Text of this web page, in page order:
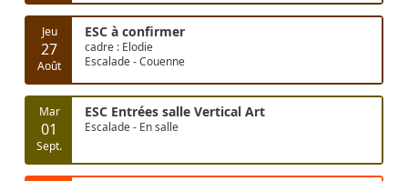
Jeu
27
Août
ESC à confirmer
cadre : Elodie
Escalade - Couenne
Mar
01
Sept.
ESC Entrées salle Vertical Art
Escalade - En salle